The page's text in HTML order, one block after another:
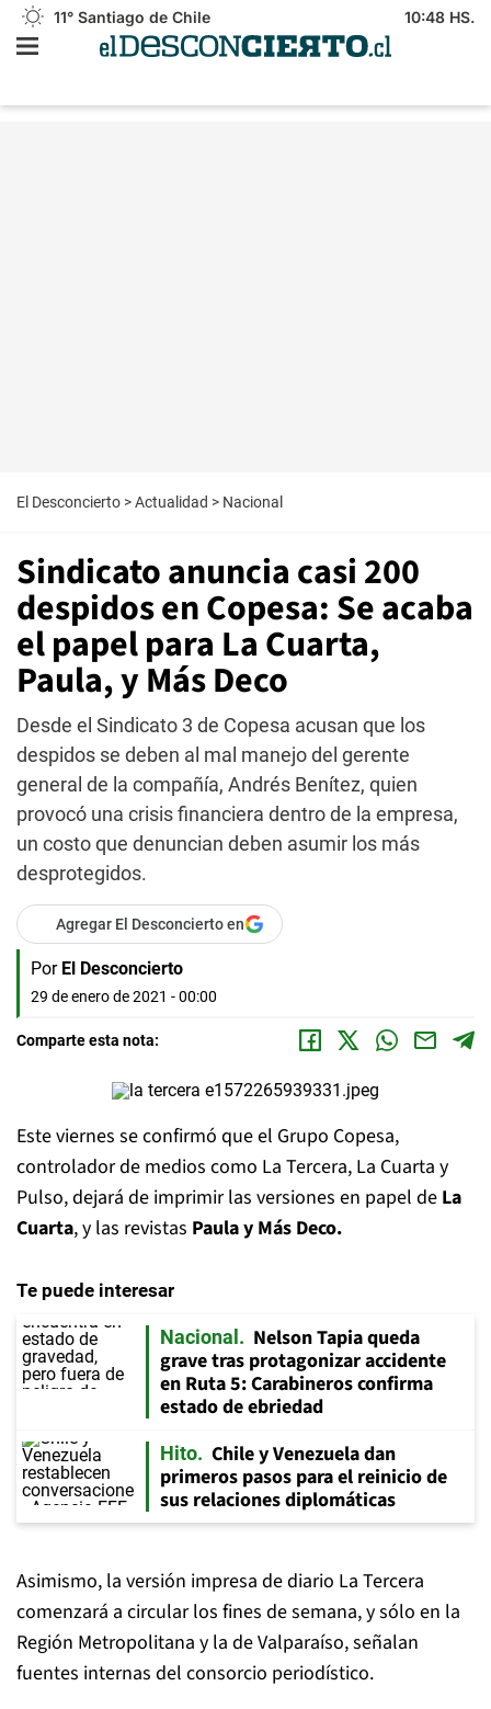
11° Santiago de Chile 10:48 HS.
El Desconcierto >Actualidad > Nacional
Sindicato anuncia casi 200
despidos en Copesa: Se acaba
el papel para La Cuarta,
Paula, y Más Deco
Desde el Sindicato 3 de Copesa acusan que los
despidos se deben al mal manejo del gerente
general de la compañía, Andrés Benítez, quien
provocó una crisis financiera dentro de la empresa,
un costo que denuncian deben asumir los más
desprotegidos.
Agregar El Desconcierto en
Por El Desconcierto
29 de enero de 2021 - 00:00
Comparte esta nota:
Este viernes se confirmó que el Grupo Copesa,
controlador de medios como La Tercera, La Cuarta y
Pulso, dejará de imprimir las versiones en papel de La
Cuarta, y las revistas Paula y Más Deco.
Te puede interesar
Nacional
Nelson Tapia queda
grave tras protagonizar accidente
en Ruta 5: Carabineros confirma
estado de ebriedad
Hito
Chile y Venezuela dan
primeros pasos para el reinicio de
sus relaciones diplomáticas
Asimismo, la versión impresa de diario La Tercera
comenzará a circular los fines de semana, y sólo en la
Región Metropolitana y la de Valparaíso, señalan
fuentes internas del consorcio periodístico.